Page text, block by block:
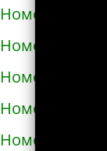
Номера
Номера
Номера
Номера
Номера